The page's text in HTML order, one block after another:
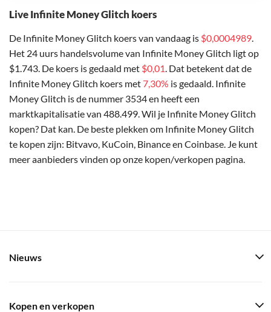
Live Infinite Money Glitch koers
De Infinite Money Glitch koers van vandaag is $0,0004989.
Het 24 uurs handelsvolume van Infinite Money Glitch ligt op
$1.743. De koers is gedaald met $0,01. Dat betekent dat de
Infinite Money Glitch koers met 7,30% is gedaald. Infinite
Money Glitch is de nummer 3534 en heeft een
marktkapitalisatie van 488.499. Wil je Infinite Money Glitch
kopen? Dat kan. De beste plekken om Infinite Money Glitch
te kopen zijn: Bitvavo, KuCoin, Binance en Coinbase. Je kunt
meer aanbieders vinden op onze kopen/verkopen pagina.
Nieuws
Kopen en verkopen